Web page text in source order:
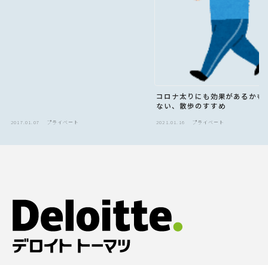
2017.01.07 プライベート
コロナ太りにも効果があるかも
ない、散歩のすすめ
2021.01.16 プライベート